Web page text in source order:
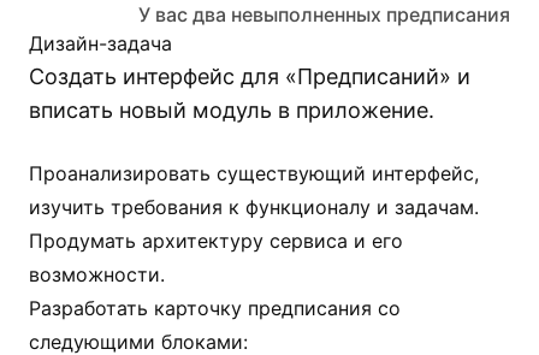
У вас два невыполненных предписания
Дизайн-задача
Создать интерфейс для «Предписаний» и
вписать новый модуль в приложение.
Проанализировать существующий интерфейс,
изучить требования к функционалу и задачам.
Продумать архитектуру сервиса и его
возможности.
Разработать карточку предписания со
следующими блоками: